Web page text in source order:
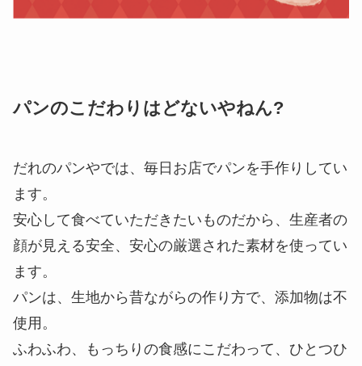
パンのこだわりはどないやねん?
だれのパンやでは、毎日お店でパンを手作りしてい
ます。
安心して食べていただきたいものだから、生産者の
顔が見える安全、安心の厳選された素材を使ってい
ます。
パンは、生地から昔ながらの作り方で、添加物は不
使用。
ふわふわ、もっちりの食感にこだわって、ひとつひ